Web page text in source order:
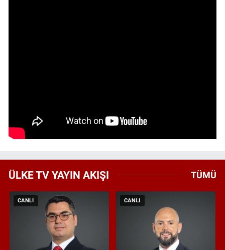
ÜLKE TV YAYIN AKIŞI TÜMÜ
CANLI CANLI